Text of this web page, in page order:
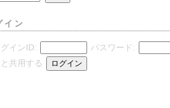
イン
インID: パスワード:
共用する